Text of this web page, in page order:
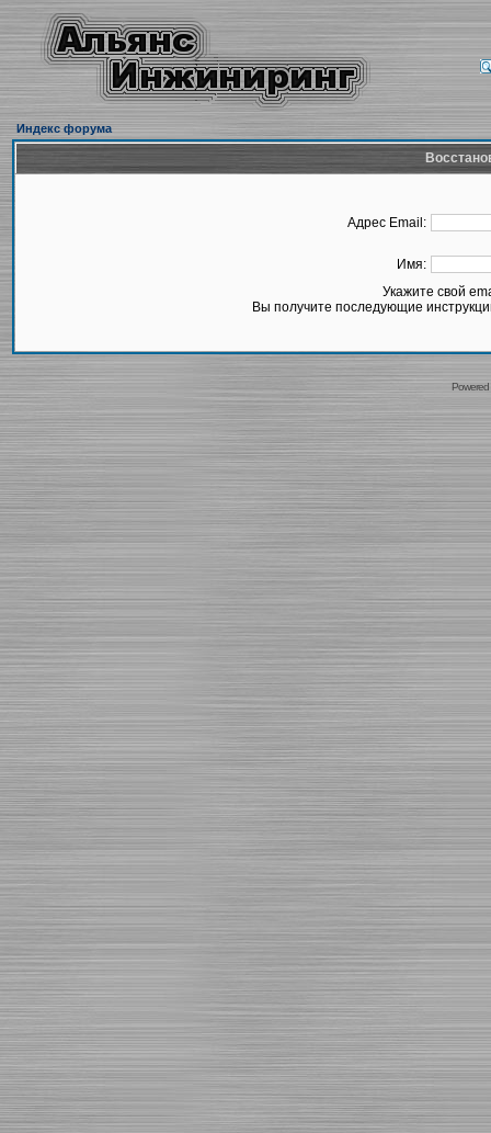
Индекс форума
Адрес Email:
Имя:
Укажите свой
Вы получите последующие